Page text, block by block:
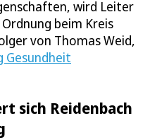
wird Leiter
beim Kreis
von Thomas Weid,
Gesundheit
sich Reidenbach